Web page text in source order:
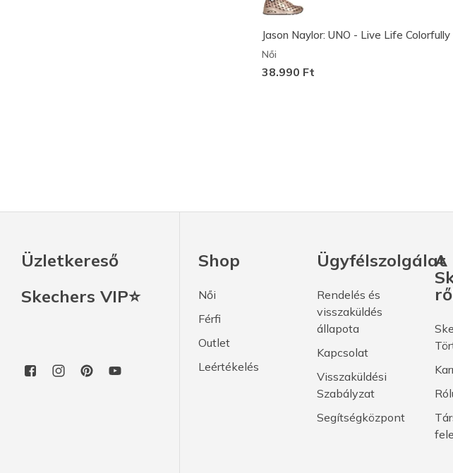
Jason Naylor: UNO - Live Life Colorfully
Női
38.990 Ft
Üzletkereső
Skechers VIP⭐
Shop
Női
Férfi
Outlet
Leértékelés
Ügyfélszolgálat
Rendelés és
visszaküldés
állapota
Kapcsolat
Visszaküldési
Szabályzat
Segítségközpont
A